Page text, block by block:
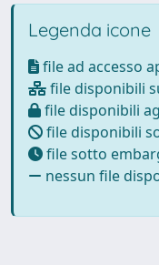
Legenda icone
file ad accesso
file disponibili
file disponibili
file disponibili
file sotto
nessun file